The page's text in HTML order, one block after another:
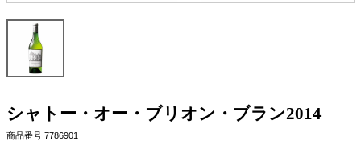
シャトー・オー・ブリオン・ブラン2014
商品番号 7786901